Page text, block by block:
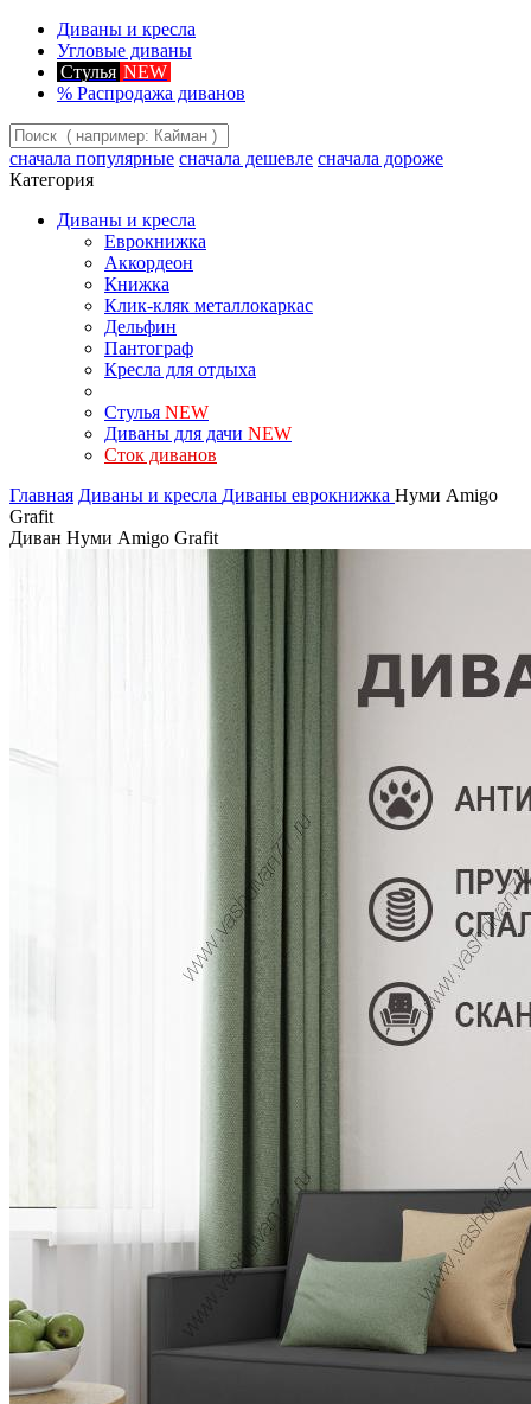
Диваны и кресла
Угловые диваны
Стулья NEW
% Распродажа диванов
сначала популярные сначала дешевле сначала дороже
Категория
Диваны и кресла
Еврокнижка
Аккордеон
Книжка
Клик-кляк металлокаркас
Дельфин
Пантограф
Кресла для отдыха
Стулья NEW
Диваны для дачи NEW
Сток диванов
Главная Диваны и кресла Диваны еврокнижка Нуми Amigo
Grafit
Диван Нуми Amigo Grafit